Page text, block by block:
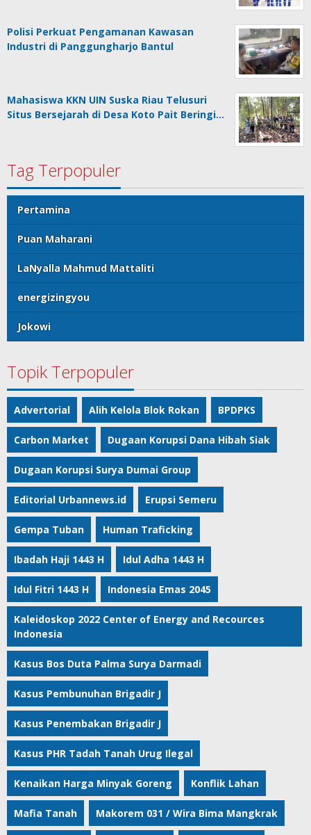
Polisi Perkuat Pengamanan Kawasan
Industri di Panggungharjo Bantul
Mahasiswa KKN UIN Suska Riau Telusuri
Situs Bersejarah di Desa Koto Pait Beringi…
Tag Terpopuler
Pertamina
Puan Maharani
LaNyalla Mahmud Mattaliti
energizingyou
Jokowi
Topik Terpopuler
Advertorial Alih Kelola Blok Rokan BPDPKS
Carbon Market Dugaan Korupsi Dana Hibah Siak
Dugaan Korupsi Surya Dumai Group
Editorial Urbannews.id Erupsi Semeru
Gempa Tuban Human Traficking
Ibadah Haji 1443 H Idul Adha 1443 H
Idul Fitri 1443 H Indonesia Emas 2045
Kaleidoskop 2022 Center of Energy and Recources
Indonesia
Kasus Bos Duta Palma Surya Darmadi
Kasus Pembunuhan Brigadir J
Kasus Penembakan Brigadir J
Kasus PHR Tadah Tanah Urug Ilegal
Kenaikan Harga Minyak Goreng Konflik Lahan
Mafia Tanah Makorem 031 / Wira Bima Mangkrak